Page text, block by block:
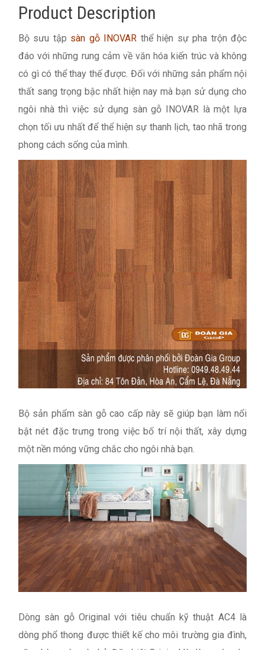
Product Description
Bộ sưu tập sàn gỗ INOVAR thể hiện sự pha trộn độc
đáo với những rung cảm về văn hóa kiến trúc và không
có gì có thể thay thế được. Đối với những sản phẩm nội
thất sang trọng bậc nhất hiện nay mà bạn sử dụng cho
ngôi nhà thì việc sử dụng sàn gỗ INOVAR là một lựa
chọn tối ưu nhất để thể hiện sự thanh lịch, tao nhã trong
phong cách sống của mình.
Bộ sản phẩm sàn gỗ cao cấp này sẽ giúp bạn làm nổi
bật nét đặc trưng trong việc bố trí nội thất, xây dựng
một nền móng vững chắc cho ngôi nhà bạn.
Dòng sàn gỗ Original với tiêu chuẩn kỹ thuật AC4 là
dòng phổ thong được thiết kế cho môi trường gia đình,